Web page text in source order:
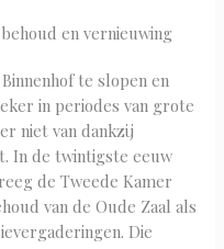
en vernieuwing
te slopen en
in periodes van grote
niet van dankzij
In de twintigste eeuw
de Tweede Kamer
van de Oude Zaal als
Die